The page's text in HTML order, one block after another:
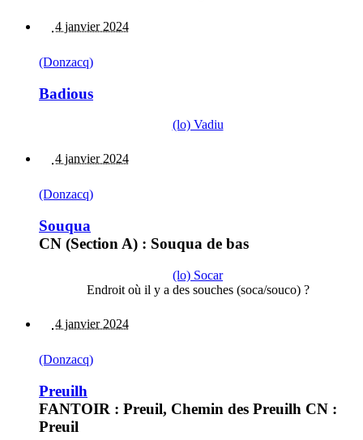
4 janvier 2024
(Donzacq)
Badious
(lo) Vadiu
4 janvier 2024
(Donzacq)
Souqua
CN (Section A) : Souqua de bas
(lo) Socar
Endroit où il y a des souches (soca/souco) ?
4 janvier 2024
(Donzacq)
Preuilh
FANTOIR : Preuil, Chemin des Preuilh CN :
Preuil